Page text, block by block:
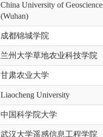
China University of
(Wuhan)
成都锦城学院
兰州大学草地农业科技学院
甘肃农业大学
Liaocheng University
中国科学院大学
武汉大学遥感信息工程学院